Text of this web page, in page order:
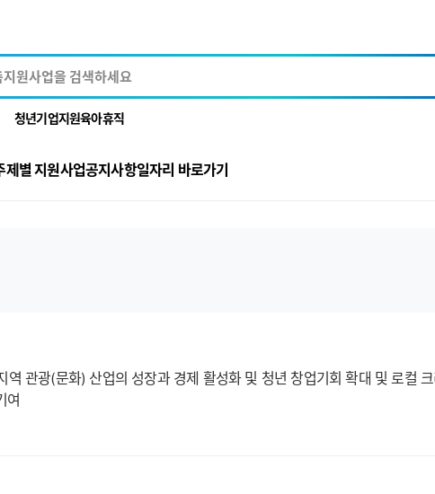
청년기업지원육아휴직
제별 지원사업공지사항일자리 바로가기
역 관광(문화) 산업의 성장과 경제 활성화 및 청년 창업기회 확대 및 로컬
여